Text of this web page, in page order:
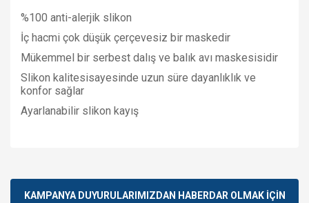
%100 anti-alerjik slikon
İç hacmi çok düşük çerçevesiz bir maskedir
Mükemmel bir serbest dalış ve balık avı maskesisidir
Slikon kalitesisayesinde uzun süre dayanlıklık ve
konfor sağlar
Ayarlanabilir slikon kayış
kullanarak tarafımıza iletebilirsiniz.
Görüş ve önerileriniz için teşekkür ederiz.
KAMPANYA DUYURULARIMIZDAN HABERDAR OLMAK İÇİN